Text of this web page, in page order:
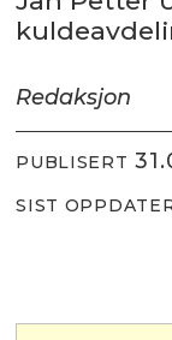
Redaksjon
PUBLISERT
SIST